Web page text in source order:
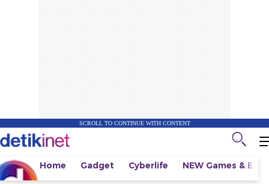
SCROLL TO CONTINUE WITH CONTENT
Home Gadget Cyberlife NEW Games &